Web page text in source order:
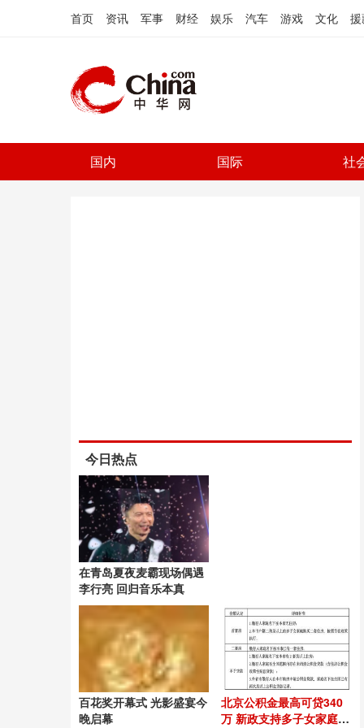
首页 资讯 军事 财经 娱乐 汽车 游戏 文化
国内 国际 社
今日热点
在青岛夏夜麦霸现场偶遇
李行亮 回归音乐本真
百花奖开幕式 光影盛宴今
晚启幕
北京公积金最高可贷340
万 新政支持多子女家庭购